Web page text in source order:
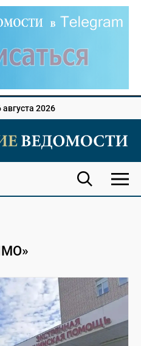
августа 2026